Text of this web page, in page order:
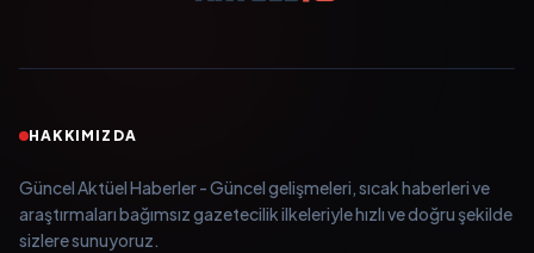
HAKKIMIZDA
Güncel Aktüel Haberler - Güncel gelişmeleri, sıcak haberleri ve
araştırmaları bağımsız gazetecilik ilkeleriyle hızlı ve doğru şekilde
sizlere sunuyoruz.